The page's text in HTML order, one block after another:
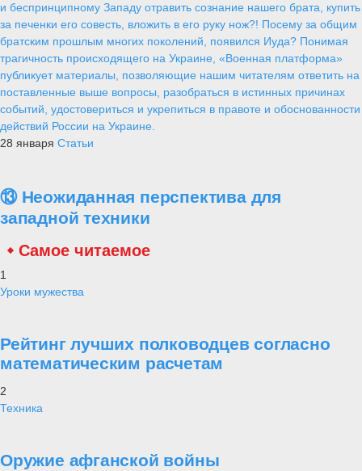
и беспринципному Западу отравить сознание нашего брата, купить
за печенки его совесть, вложить в его руку нож?! Посему за общим
братским прошлым многих поколений, появился Иуда? Понимая
трагичность происходящего на Украине, «Военная платформа»
публикует материалы, позволяющие нашим читателям ответить на
поставленные выше вопросы, разобраться в истинных причинах
событий, удостовериться и укрепиться в правоте и обоснованности
действий России на Украине.
28 января Статьи
⑬ Неожиданная перспектива для
западной техники
Самое читаемое
1
Уроки мужества
Рейтинг лучших полководцев согласно
математическим расчетам
2
Техника
Оружие афганской войны